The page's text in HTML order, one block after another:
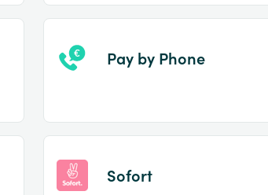
Pay by Phone
Sofort